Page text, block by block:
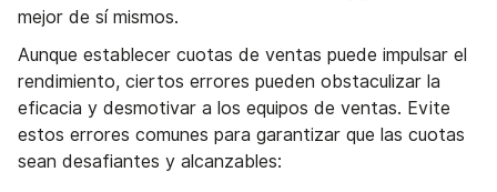
mejor de sí mismos.
Aunque establecer cuotas de ventas puede impulsar el
rendimiento, ciertos errores pueden obstaculizar la
eficacia y desmotivar a los equipos de ventas. Evite
estos errores comunes para garantizar que las cuotas
sean desafiantes y alcanzables: